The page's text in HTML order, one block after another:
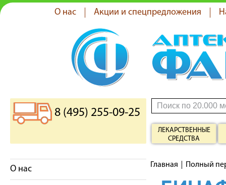
О нас Акции и спецпредложения
8 (495) 255-09-25
ЛЕКАРСТВЕННЫЕ
СРЕДСТВА
О нас Главная Полный